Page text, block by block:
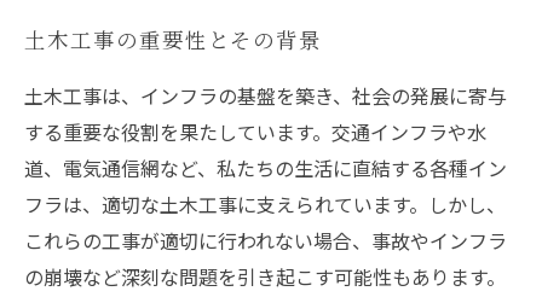
土木工事の重要性とその背景
土木工事は、インフラの基盤を築き、社会の発展に寄与
する重要な役割を果たしています。交通インフラや水
道、電気通信網など、私たちの生活に直結する各種イン
フラは、適切な土木工事に支えられています。しかし、
これらの工事が適切に行われない場合、事故やインフラ
の崩壊など深刻な問題を引き起こす可能性もあります。